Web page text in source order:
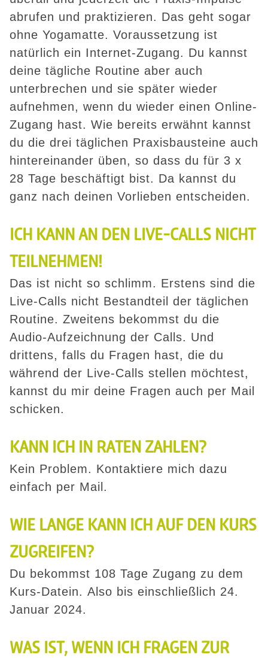
abrufen und praktizieren. Das geht sogar
ohne Yogamatte. Voraussetzung ist
natürlich ein Internet-Zugang. Du kannst
deine tägliche Routine aber auch
unterbrechen und sie später wieder
aufnehmen, wenn du wieder einen Online-
Zugang hast. Wie bereits erwähnt kannst
du die drei täglichen Praxisbausteine auch
hintereinander üben, so dass du für 3 x
28 Tage beschäftigt bist. Da kannst du
ganz nach deinen Vorlieben entscheiden.
ICH KANN AN DEN LIVE-CALLS NICHT
TEILNEHMEN!
Das ist nicht so schlimm. Erstens sind die
Live-Calls nicht Bestandteil der täglichen
Routine. Zweitens bekommst du die
Audio-Aufzeichnung der Calls. Und
drittens, falls du Fragen hast, die du
während der Live-Calls stellen möchtest,
kannst du mir deine Fragen auch per Mail
schicken.
KANN ICH IN RATEN ZAHLEN?
Kein Problem. Kontaktiere mich dazu
einfach per Mail.
WIE LANGE KANN ICH AUF DEN KURS
ZUGREIFEN?
Du bekommst 108 Tage Zugang zu dem
Kurs-Datein. Also bis einschließlich 24.
Januar 2024.
WAS IST, WENN ICH FRAGEN ZUR